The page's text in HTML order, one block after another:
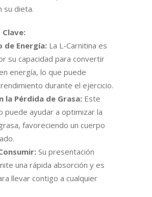
su dieta.
de Energía: La L-Carnitina es
su capacidad para convertir
energía, lo que puede
durante el ejercicio.
la Pérdida de Grasa: Este
puede ayudar a optimizar la
favoreciendo un cuerpo
Su presentación
una rápida absorción y es
llevar contigo a cualquier